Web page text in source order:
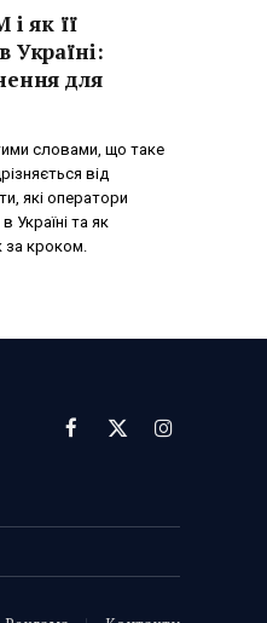
як її
Україні:
для
словами, що таке
від
які оператори
Україні та як
за кроком.
Facebook
X
Instagram